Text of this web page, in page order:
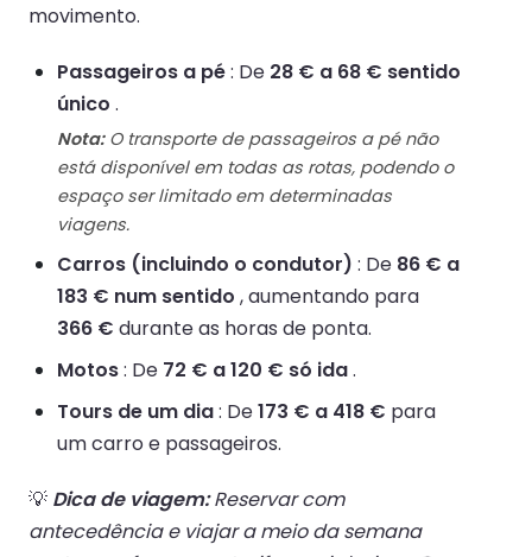
movimento.
Passageiros a pé: De 28 € a 68 € sentido
único .
Nota:O transporte de passageiros a pé não
está disponível em todas as rotas, podendo o
espaço ser limitado em determinadas
viagens.
Carros (incluindo o condutor) : De 86 € a
183 € num sentido , aumentando para
366 € durante as horas de ponta.
Motos: De 72 € a 120 € só ida.
Tours de um dia: De173 € a 418 € para
um carro e passageiros.
💡 Dica de viagem:Reservar com
antecedência e viajar a meio da semana